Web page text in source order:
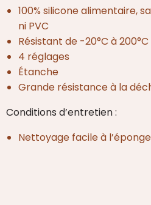
Birdy
vert
100% silicone alimentaire,
ni PVC
Résistant de -20°C à 200°C
4 réglages
Étanche
Grande résistance à la
Conditions d’entretien :
Nettoyage facile à l’éponge